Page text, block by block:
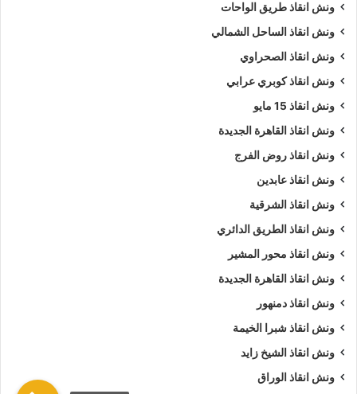
ونش انقاذ طريق الواحات
ونش انقاذ الساحل الشمالي
ونش انقاذ الصحراوي
ونش انقاذ كوبري عرابي
ونش انقاذ 15 مايو
ونش انقاذ القاهرة الجديدة
ونش انقاذ روض الفرج
ونش انقاذ عابدين
ونش انقاذ الشرقية
ونش انقاذ الطريق الدائري
ونش انقاذ محور المشير
ونش انقاذ القاهرة الجديدة
ونش انقاذ دمنهور
ونش انقاذ شبرا الخيمة
ونش انقاذ الشيخ زايد
ونش انقاذ الوراق